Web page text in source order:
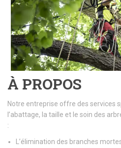
À PROPOS
Notre entreprise offre des services
l’abattage, la taille et le soin des
:
L’élimination des branches